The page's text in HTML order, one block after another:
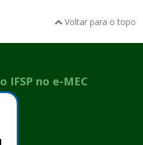
Voltar para o topo
IFSP no e-MEC